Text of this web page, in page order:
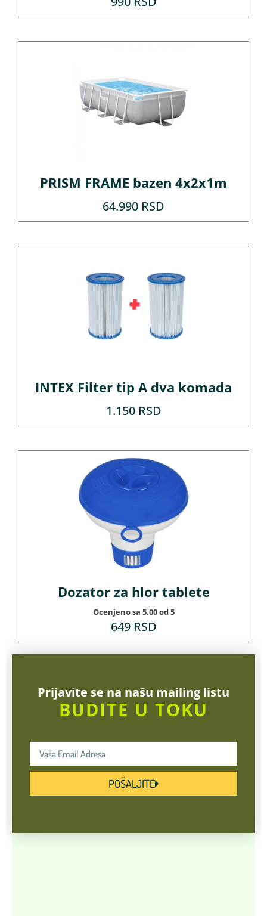
PRISM FRAME bazen 4x2x1m
64.990 RSD
INTEX Filter tip A dva komada
1.150 RSD
Dozator za hlor tablete
Ocenjeno sa 5.00od 5
649 RSD
Prijavite se na našu mailing listu
BUDITE U TOKU
POŠALJITE